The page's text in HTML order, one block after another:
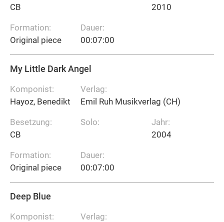
CB
Formation:
Original piece
Dauer:
00:07:00
2010
My Little Dark Angel
Komponist:
Hayoz, Benedikt
Besetzung:
CB
Formation:
Original piece
Verlag:
Emil Ruh Musikverlag (CH)
Solo:
Dauer:
00:07:00
Jahr:
2004
Deep Blue
Komponist:
Verlag: